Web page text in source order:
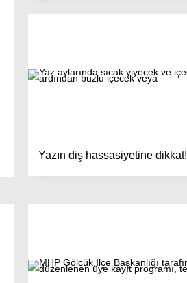
Yazın diş hassasiyetine dikkat!